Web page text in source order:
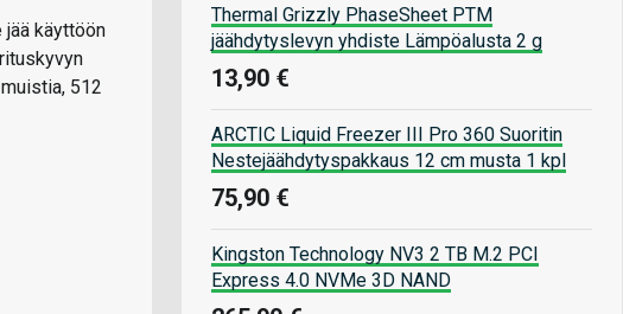
käyttöön
512
Thermal Grizzly PhaseSheet PTM
jäähdytyslevyn yhdiste Lämpöalusta 2 g
13,90 €
ARCTIC Liquid Freezer III Pro 360 Suoritin
Nestejäähdytyspakkaus 12 cm musta 1 kpl
75,90 €
Kingston Technology NV3 2 TB M.2 PCI
Express 4.0 NVMe 3D NAND